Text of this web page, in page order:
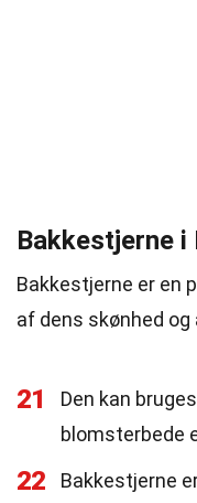
Bakkestjerne i
Bakkestjerne er en
af dens skønhed og
21
Den kan
blomsterbede
22
Bakkestjerne